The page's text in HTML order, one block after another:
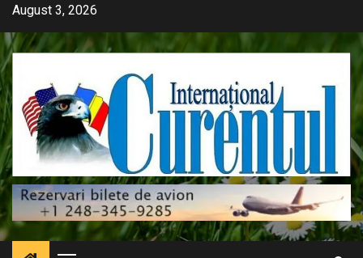
Skip
content
August 3, 2026